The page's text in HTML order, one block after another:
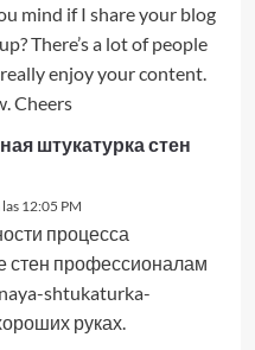
mind if I share your blog
There’s a lot of people
enjoy your content.
Cheers
штукатурка стен
12:05 PM
процесса
стен профессионалам
shtukaturka-
руках.